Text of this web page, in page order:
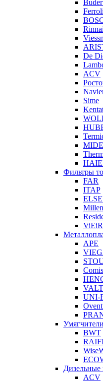
Ferroli
Rinnai
De
ACV
Sime
Фильтры
FAR
ITAP
ViEiR
APE
UNI-
BWT
Дизельные
ACV